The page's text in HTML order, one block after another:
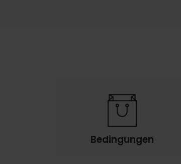
Bedingungen